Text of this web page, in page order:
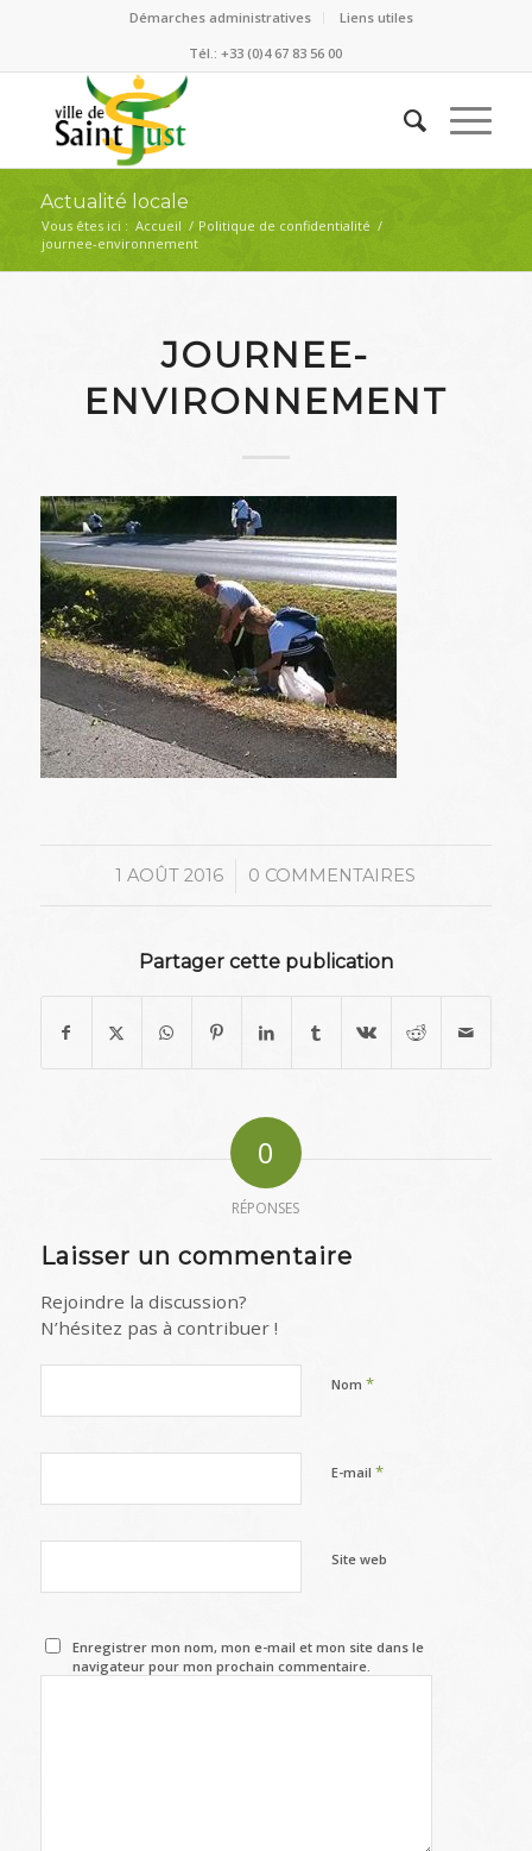
Démarches administratives
Liens utiles
Tél.: +33 (0)4 67 83 56 00
Actualité locale
Vous êtes ici : Accueil / Politique de confidentialité /
journee-environnement
JOURNEE-
ENVIRONNEMENT
1 AOÛT 2016
/ 0 COMMENTAIRES
Partager cette publication
0
RÉPONSES
Laisser un commentaire
Rejoindre la discussion?
N’hésitez pas à contribuer !
Nom *
E-mail *
Site web
Enregistrer mon nom, mon e-mail et mon site dans le
navigateur pour mon prochain commentaire.